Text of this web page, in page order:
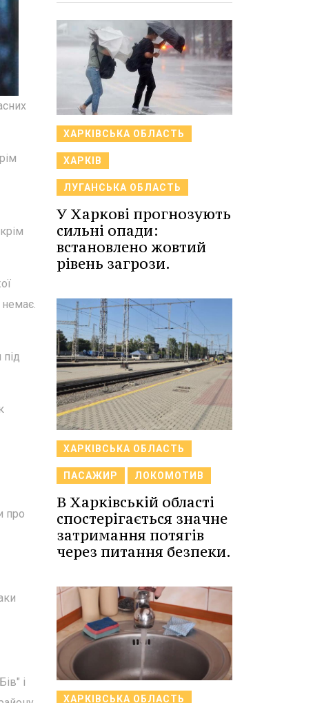
немає.
про
і
ХАРКІВСЬКА ОБЛАСТЬ
ХАРКІВ
ЛУГАНСЬКА ОБЛАСТЬ
У Харкові прогнозують
сильні опади:
встановлено жовтий
рівень загрози.
ХАРКІВСЬКА ОБЛАСТЬ
ПАСАЖИР ЛОКОМОТИВ
В Харківській області
спостерігається значне
затримання потягів
через питання безпеки.
ХАРКІВСЬКА ОБЛАСТЬ